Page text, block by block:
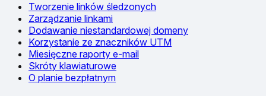
Tworzenie linków śledzonych
Zarządzanie linkami
Dodawanie niestandardowej domeny
Korzystanie ze znaczników UTM
Miesięczne raporty e-mail
Skróty klawiaturowe
O planie bezpłatnym